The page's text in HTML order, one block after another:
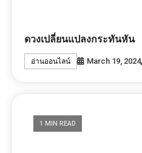
ดวงเปลี่ยนแปลงกระทันหัน
อ่านออนไลน์ March 19, 2024
1 MIN READ